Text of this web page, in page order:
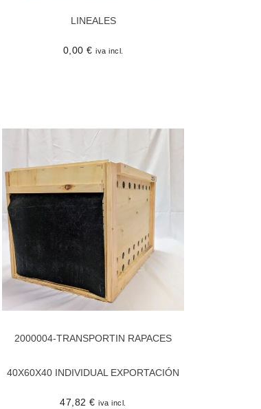
LINEALES
0,00 € iva incl.
2000004-TRANSPORTIN RAPACES
40X60X40 INDIVIDUAL EXPORTACIÓN
47,82€ iva incl.